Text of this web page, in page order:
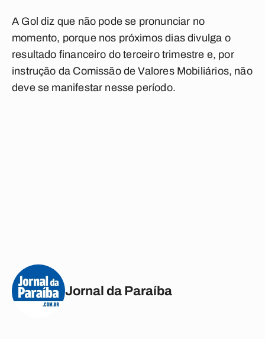
A Gol diz que não pode se pronunciar no
momento, porque nos próximos dias divulga o
resultado financeiro do terceiro trimestre e, por
instrução da Comissão de Valores Mobiliários, não
deve se manifestar nesse período.
Jornal da Paraíba